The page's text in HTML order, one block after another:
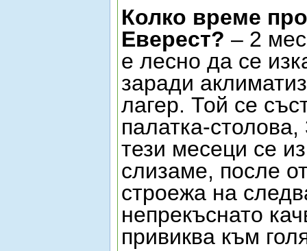
Колко време
Еверест? – 2
е лесно да се
заради
лагер. Той се
палатка-
тези месеци се
слизаме, после
строежа на
непрекъснато
привиква към